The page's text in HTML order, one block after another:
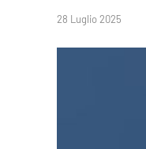
28 Luglio 2025